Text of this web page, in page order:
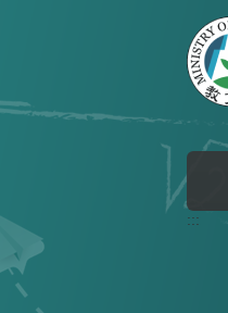
:::